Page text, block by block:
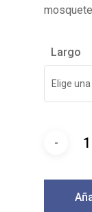
Largo
Elige